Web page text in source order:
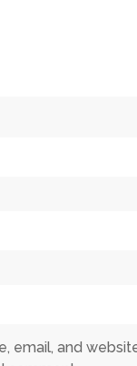
email, and